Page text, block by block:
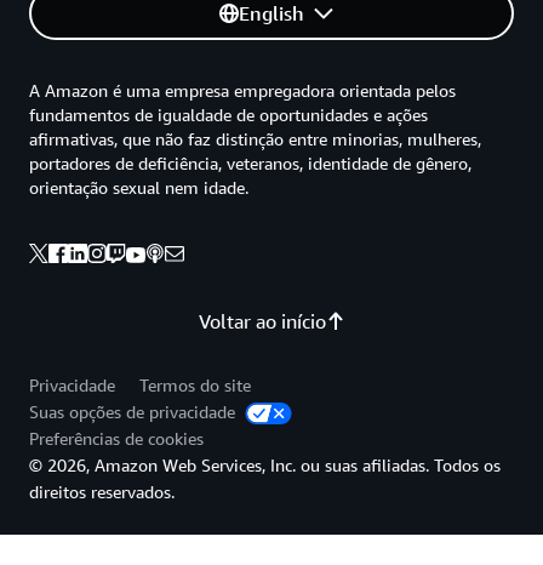
English
Voltar ao início
A Amazon é uma empresa empregadora orientada pelos
fundamentos de igualdade de oportunidades e ações
afirmativas, que não faz distinção entre minorias, mulheres,
portadores de deficiência, veteranos, identidade de gênero,
orientação sexual nem idade.
Privacidade
Termos do site
Suas opções de privacidade
Preferências de cookies
© 2026, Amazon Web Services, Inc. ou suas afiliadas. Todos os
direitos reservados.